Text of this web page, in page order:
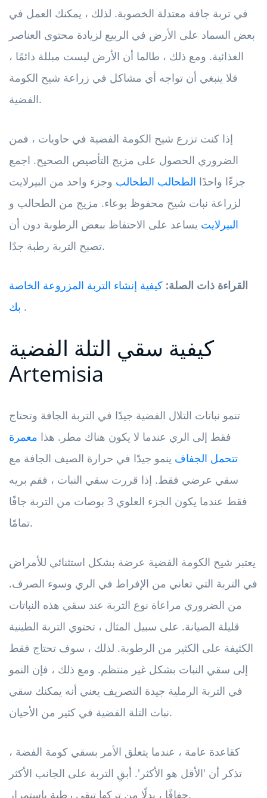
في تربة جافة معتدلة الخصوبة. لذلك ، يمكنك العمل في
بعض السماد على الأرض في الربيع لزيادة محتوى العناصر
الغذائية. ومع ذلك ، طالما أن الأرض ليست مبللة دائمًا ،
فلا ينبغي أن تواجه أي مشاكل في زراعة شيح الكومة
الفضية.
إذا كنت تزرع شيح الكومة الفضية في حاويات ، فمن
الضروري الحصول على مزيج التأصيص الصحيح. اجمع
جزءًا واحدًا الطحالب الطحالب وجزء واحد من البيرلايت
لزراعة نبات شيح محفوظ بوعاء. مزيج من الطحالب و
البيرلايت يساعد على الاحتفاظ ببعض الرطوبة دون أن
تصبح التربة رطبة جدًا.
القراءة ذات الصلة: كيفية إنشاء التربة المزروعة الخاصة
بك .
كيفية سقي التلة الفضية
Artemisia
تنمو نباتات التلال الفضية جيدًا في التربة الجافة وتحتاج
فقط إلى الري عندما لا يكون هناك مطر. هذا معمرة
تتحمل الجفاف ينمو جيدًا في حرارة الصيف الجافة مع
سقي عرضي فقط. إذا قررت سقي النبات ، فقم بريه
فقط عندما يكون الجزء العلوي 3 بوصات من التربة جافًا
تمامًا.
يعتبر شيح الكومة الفضية عرضة بشكل استثنائي للأمراض
في التربة التي تعاني من الإفراط في الري وسوء الصرف.
من الضروري مراعاة نوع التربة عند سقي هذه النباتات
قليلة الصيانة. على سبيل المثال ، تحتوي التربة الطينية
الكثيفة على الكثير من الرطوبة. لذلك ، سوف تحتاج فقط
إلى سقي النبات بشكل غير منتظم. ومع ذلك ، فإن النمو
في التربة الرملية جيدة التصريف يعني أنه يمكنك سقي
نبات التلة الفضية في كثير من الأحيان.
كقاعدة عامة ، عندما يتعلق الأمر بسقي كومة الفضة ،
تذكر أن 'الأقل هو الأكثر'. أبقِ التربة على الجانب الأكثر
جفافًا ، بدلًا من تركها تبقى رطبة باستمرار.